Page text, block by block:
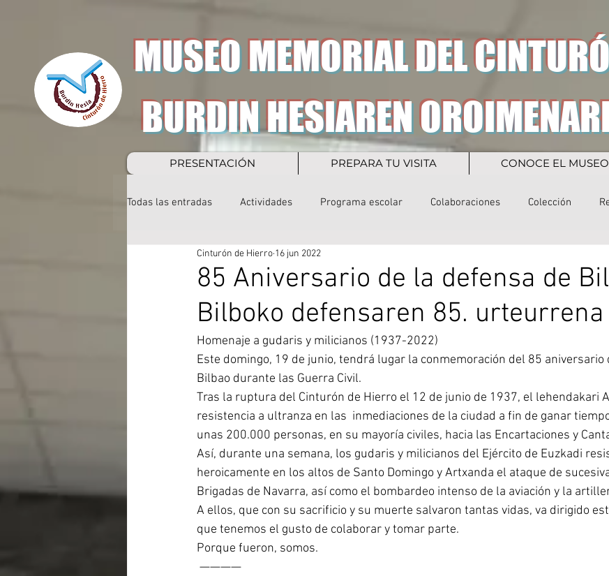
MUSEO MEMORIAL DEL
PRESENTACIÓN PREPARA TU VISITA CONOCE EL MUSEO
BURDIN HESIAREN
Todas las entradas Actividades Programa escolar Colaboraciones Colección
85 Aniversario de la defensa de
Bilboko defensaren 85. urteurrena
Cinturón de Hierro 16 jun 2022
Homenaje a gudaris y milicianos (1937-2022)
Este domingo, 19 de junio, tendrá lugar la conmemoración del 85 aniversario
Bilbao durante las Guerra Civil.
Tras la ruptura del Cinturón de Hierro el 12 de junio de 1937, el lehendakari
resistencia a ultranza en las  inmediaciones de la ciudad a fin de ganar
unas 200.000 personas, en su mayoría civiles, hacia las Encartaciones y
Así, durante una semana, los gudaris y milicianos del Ejército de Euzkadi
heroicamente en los altos de Santo Domingo y Artxanda el ataque de
Brigadas de Navarra, así como el bombardeo intenso de la aviación y la
A ellos, que con su sacrificio y su muerte salvaron tantas vidas, va dirigido
que tenemos el gusto de colaborar y tomar parte.
Porque fueron, somos.
————